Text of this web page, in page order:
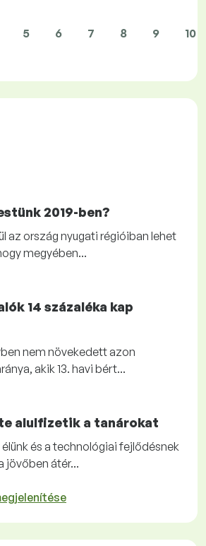
5 6 7 8 9 10
2019-ben?
az ország nyugati régióiban lehet
megyében...
14 százaléka kap
nem növekedett azon
akik 13. havi bért...
alulfizetik a tanárokat
és a technológiai fejlődésnek
jövőben átér...